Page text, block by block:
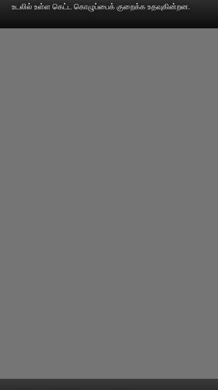
உடலில் உள்ள கெட்ட கொழுப்பைக் குறைக்க உதவுகின்றன.